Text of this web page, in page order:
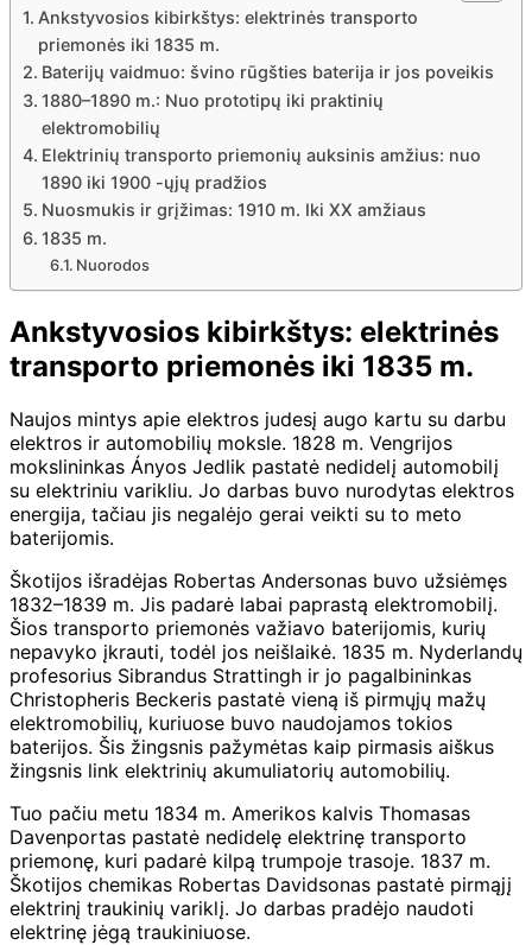
Ankstyvosios kibirkštys: elektrinės transporto
priemonės iki 1835 m.
Baterijų vaidmuo: švino rūgšties baterija ir jos poveikis
1880–1890 m.: Nuo prototipų iki praktinių
elektromobilių
Elektrinių transporto priemonių auksinis amžius: nuo
1890 iki 1900 -ųjų pradžios
Nuosmukis ir grįžimas: 1910 m. Iki XX amžiaus
1835 m.
Nuorodos
Ankstyvosios kibirkštys: elektrinės
transporto priemonės iki 1835 m.
Naujos mintys apie elektros judesį augo kartu su darbu
elektros ir automobilių moksle. 1828 m. Vengrijos
mokslininkas Ányos Jedlik pastatė nedidelį automobilį
su elektriniu varikliu. Jo darbas buvo nurodytas elektros
energija, tačiau jis negalėjo gerai veikti su to meto
baterijomis.
Škotijos išradėjas Robertas Andersonas buvo užsiėmęs
1832–1839 m. Jis padarė labai paprastą elektromobilį.
Šios transporto priemonės važiavo baterijomis, kurių
nepavyko įkrauti, todėl jos neišlaikė. 1835 m. Nyderlandų
profesorius Sibrandus Strattingh ir jo pagalbininkas
Christopheris Beckeris pastatė vieną iš pirmųjų mažų
elektromobilių, kuriuose buvo naudojamos tokios
baterijos. Šis žingsnis pažymėtas kaip pirmasis aiškus
žingsnis link elektrinių akumuliatorių automobilių.
Tuo pačiu metu 1834 m. Amerikos kalvis Thomasas
Davenportas pastatė nedidelę elektrinę transporto
priemonę, kuri padarė kilpą trumpoje trasoje. 1837 m.
Škotijos chemikas Robertas Davidsonas pastatė pirmąjį
elektrinį traukinių variklį. Jo darbas pradėjo naudoti
elektrinę jėgą traukiniuose.